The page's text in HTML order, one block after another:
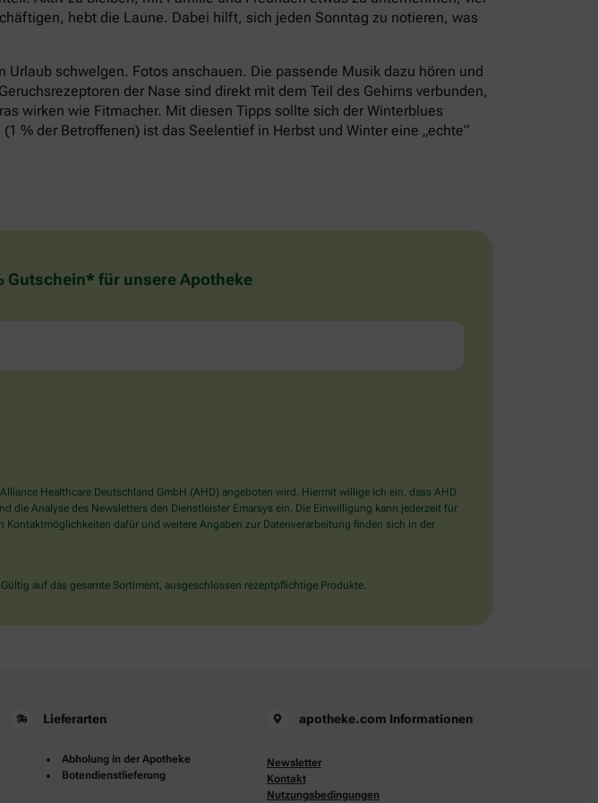
hebt die Laune. Dabei hilft, sich jeden Sonntag zu notieren, was
schwelgen. Fotos anschauen. Die passende Musik dazu hören und
der Nase sind direkt mit dem Teil des Gehirns verbunden,
wirken wie Fitmacher. Mit diesen Tipps sollte sich der Winterblues
% der Betroffenen) ist das Seelentief in Herbst und Winter eine „echte“
Gutschein* für unsere Apotheke
Healthcare Deutschland GmbH (AHD) angeboten wird. Hiermit willige ich ein, dass AHD
die Analyse des Newsletters den Dienstleister Emarsys ein. Die Einwilligung kann jederzeit für
dafür und weitere Angaben zur Datenverarbeitung finden sich in der
auf das gesamte Sortiment, ausgeschlossen rezeptpflichtige Produkte.
Lieferarten
Abholung in der Apotheke
Botendienstlieferung
apotheke.com Informationen
Newsletter
Kontakt
Nutzungsbedingungen